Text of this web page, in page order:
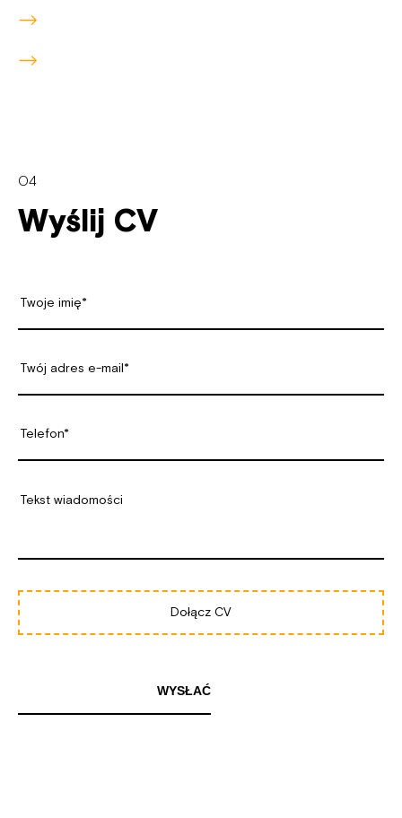
04
Wyślij CV
Dołącz CV
WYSŁAĆ